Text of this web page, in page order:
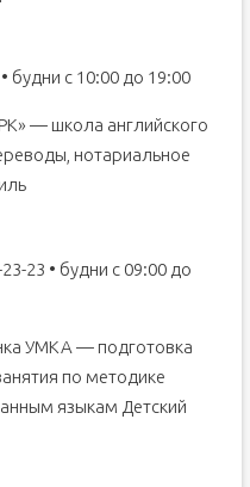
будни с 10:00 до 19:00
— школа английского
нотариальное
23 • будни с 09:00 до
УМКА — подготовка
по методике
языкам Детский